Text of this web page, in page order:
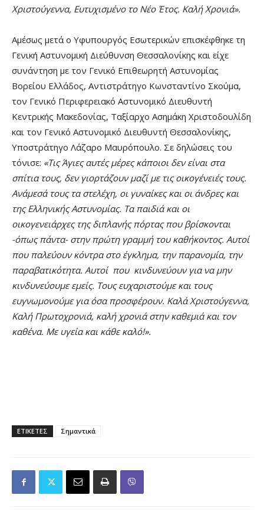
Χριστούγεννα, Ευτυχισμένο το Νέο Έτος. Καλή Χρονιά».
Αμέσως μετά ο Υφυπουργός Εσωτερικών επισκέφθηκε τη
Γενική Αστυνομική Διεύθυνση Θεσσαλονίκης και είχε
συνάντηση με τον Γενικό Επιθεωρητή Αστυνομίας
Βορείου Ελλάδος, Αντιστράτηγο Κωνσταντίνο Σκούμα,
τον Γενικό Περιφερειακό Αστυνομικό Διευθυντή
Κεντρικής Μακεδονίας, Ταξίαρχο Ασημάκη Χριστοδουλίδη
και τον Γενικό Αστυνομικό Διευθυντή Θεσσαλονίκης,
Υποστράτηγο Λάζαρο Μαυρόπουλο. Σε δηλώσεις του
τόνισε: «Τις Άγιες αυτές μέρες κάποιοι δεν είναι στα
σπίτια τους, δεν γιορτάζουν μαζί με τις οικογένειές τους.
Ανάμεσά τους τα στελέχη, οι γυναίκες και οι άνδρες και
της Ελληνικής Αστυνομίας. Τα παιδιά και οι
οικογενειάρχες της διπλανής πόρτας που βρίσκονται
-όπως πάντα- στην πρώτη γραμμή του καθήκοντος. Αυτοί
που παλεύουν κόντρα στο έγκλημα, την παρανομία, την
παραβατικότητα. Αυτοί που κινδυνεύουν για να μην
κινδυνεύουμε εμείς. Τους ευχαριστούμε και τους
ευγνωμονούμε για όσα προσφέρουν. Καλά Χριστούγεννα,
Καλή Πρωτοχρονιά, καλή χρονιά στην καθεμιά και τον
καθένα. Με υγεία και κάθε καλό!».
ΕΤΙΚΕΤΕΣ Σημαντικά